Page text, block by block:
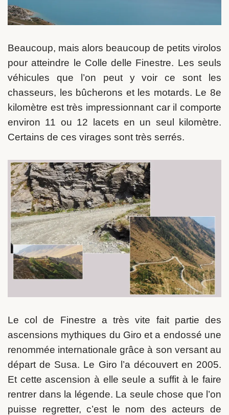
Beaucoup, mais alors beaucoup de petits virolos
pour atteindre le Colle delle Finestre. Les seuls
véhicules que l’on peut y voir ce sont les
chasseurs, les bûcherons et les motards. Le 8e
kilomètre est très impressionnant car il comporte
environ 11 ou 12 lacets en un seul kilomètre.
Certains de ces virages sont très serrés.
Le col de Finestre a très vite fait partie des
ascensions mythiques du Giro et a endossé une
renommée internationale grâce à son versant au
départ de Susa. Le Giro l’a découvert en 2005.
Et cette ascension à elle seule a suffit à le faire
rentrer dans la légende. La seule chose que l’on
puisse regretter, c’est le nom des acteurs de